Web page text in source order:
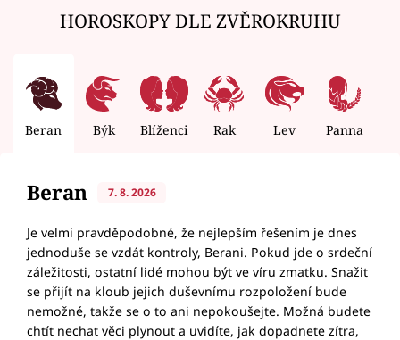
HOROSKOPY DLE ZVĚROKRUHU
Beran Býk Blíženci Rak Lev Panna
Beran 7. 8. 2026
Je velmi pravděpodobné, že nejlepším řešením je dnes
jednoduše se vzdát kontroly, Berani. Pokud jde o srdeční
záležitosti, ostatní lidé mohou být ve víru zmatku. Snažit
se přijít na kloub jejich duševnímu rozpoložení bude
nemožné, takže se o to ani nepokoušejte. Možná budete
chtít nechat věci plynout a uvidíte, jak dopadnete zítra,